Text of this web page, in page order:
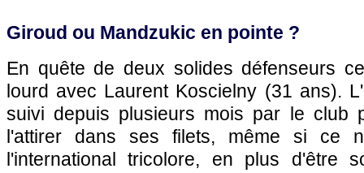
Giroud ou Mandzukic en pointe ?
En quête de deux solides défenseurs
lourd avec Laurent Koscielny (31 ans).
suivi depuis plusieurs mois par le club
l'attirer dans ses filets, même si ce
l'international tricolore, en plus d'être